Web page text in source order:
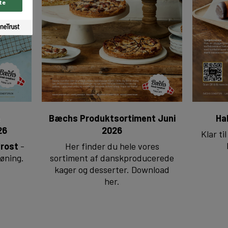
-
Bæchs Produktsortiment Juni
2026
Her finder du hele vores
sortiment af danskproducerede
kager og desserter. Download
her.
Klar til